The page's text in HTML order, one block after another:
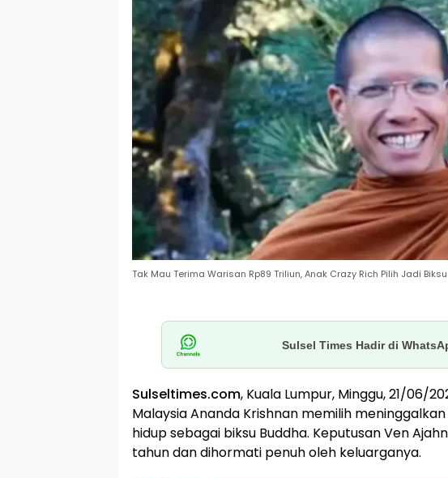
Tak Mau Terima Warisan Rp89 Triliun, Anak Crazy Rich Pilih Jadi Biksu
Sulsel Times Hadir di
Sulseltimes.com, Kuala Lumpur, Minggu, 21/06/
Malaysia Ananda Krishnan memilih
hidup sebagai biksu Buddha. Keputusan Ven
tahun dan dihormati penuh oleh keluarganya.